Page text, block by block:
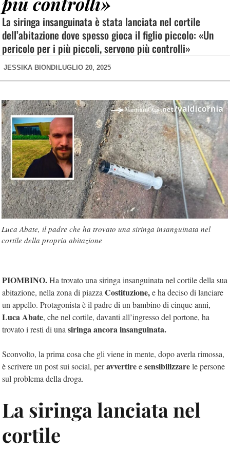
La siringa insanguinata è stata lanciata nel cortile
dell’abitazione dove spesso gioca il figlio piccolo: «Un
pericolo per i più piccoli, servono più controlli»
JESSIKA BIONDI LUGLIO 20, 2025
Luca Abate, il padre che ha trovato una siringa insanguinata nel
cortile della propria abitazione
PIOMBINO.Ha trovato una siringa insanguinata nel cortile della sua
abitazione, nella zona di piazzaCostituzione,e ha deciso di lanciare
un appello. Protagonista è il padre di un bambino di cinque anni,
Luca Abate, che nel cortile, davanti all’ingresso del portone, ha
trovato i resti di unasiringa ancora insanguinata.
Sconvolto, la prima cosa che gli viene in mente, dopo averla rimossa,
è scrivere un post sui social, peravvertireesensibilizzarele persone
sul problema della droga.
La siringa lanciata nel
cortile